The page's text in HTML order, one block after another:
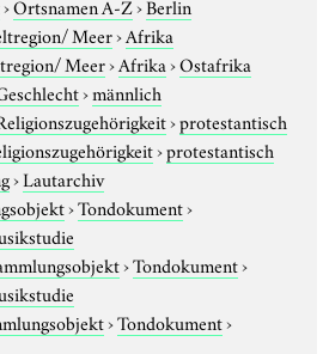
›Ortsnamen A-Z›Berlin
Meer›Afrika
Meer›Afrika›Ostafrika
›männlich
›protestantisch
›protestantisch
›Lautarchiv
›Tondokument›
›Tondokument›
›Tondokument›